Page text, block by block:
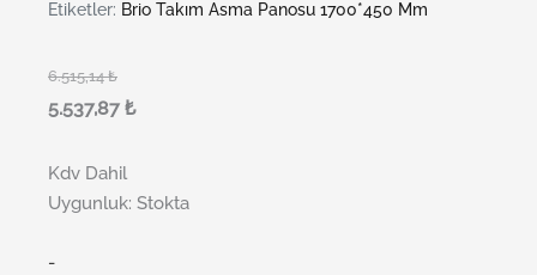
Etiketler: Brio Takım Asma Panosu 1700*450 Mm
6.515,14₺
5.537,87 ₺
Kdv Dahil
Uygunluk: Stokta
-